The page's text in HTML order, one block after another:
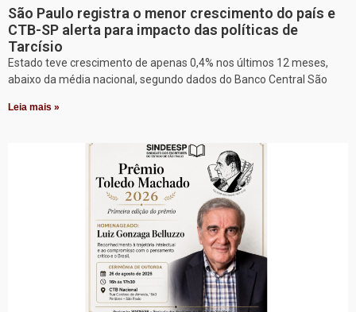
São Paulo registra o menor crescimento do país e
CTB-SP alerta para impacto das políticas de
Tarcísio
Estado teve crescimento de apenas 0,4% nos últimos 12 meses,
abaixo da média nacional, segundo dados do Banco Central São
Leia mais »